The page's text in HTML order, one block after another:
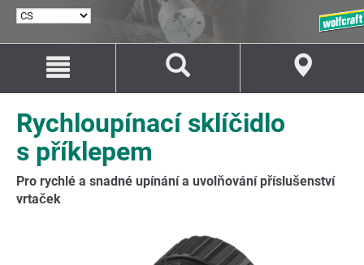
Obsah
Navigaci
Rychloupínací sklíčidlo
s příklepem
Pro rychlé a snadné upínání a uvolňování příslušenství
vrtaček